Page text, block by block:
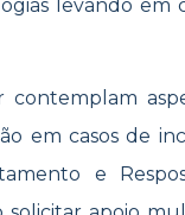
levando em
contemplam
em casos de
e